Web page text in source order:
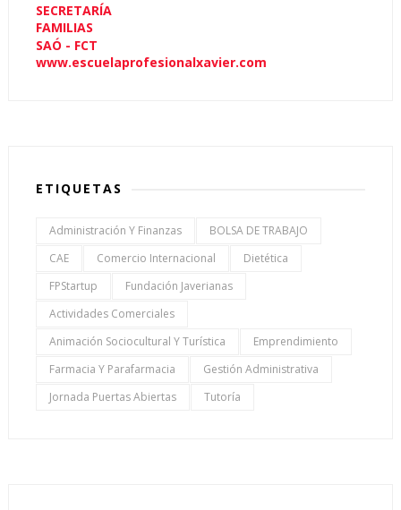
SECRETARÍA
FAMILIAS
SAÓ - FCT
www.escuelaprofesionalxavier.com
ETIQUETAS
Administración Y Finanzas
BOLSA DE TRABAJO
CAE
Comercio Internacional
Dietética
FPStartup
Fundación Javerianas
Actividades Comerciales
Animación Sociocultural Y Turística
Emprendimiento
Farmacia Y Parafarmacia
Gestión Administrativa
Jornada Puertas Abiertas
Tutoría